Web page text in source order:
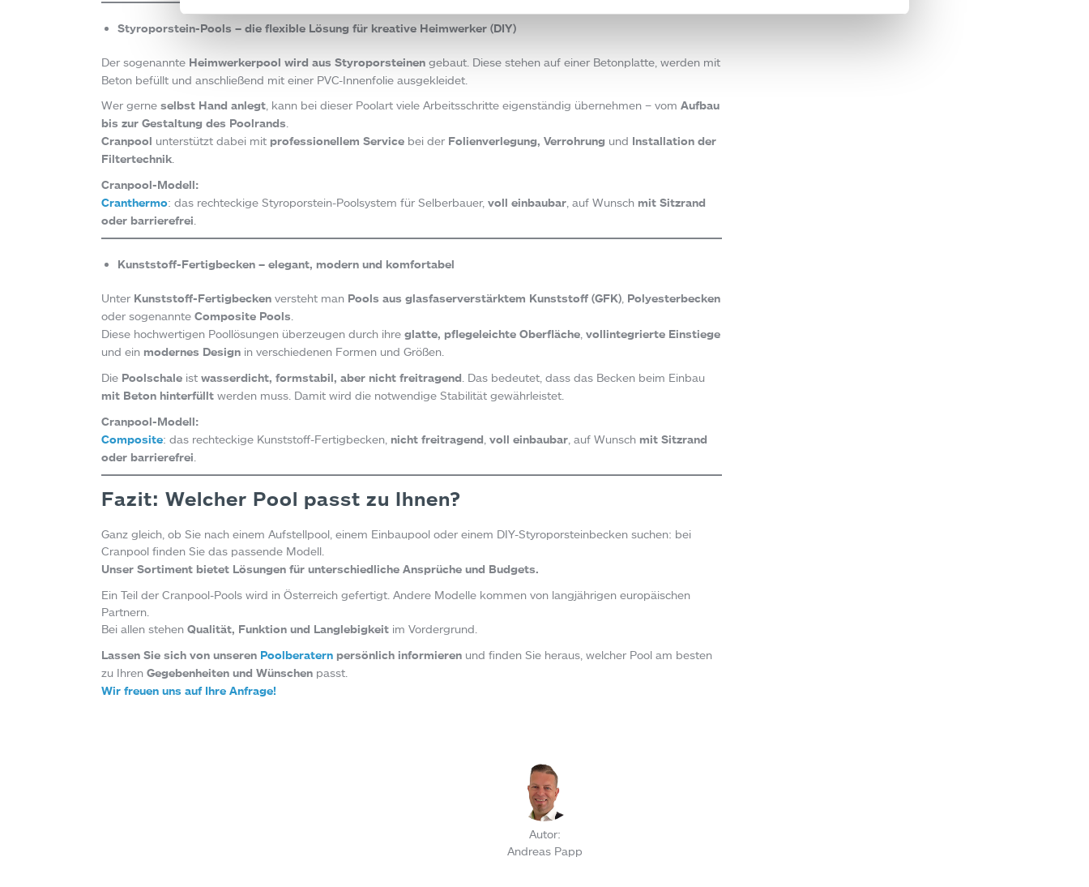
Styroporstein-Pools – die flexible Lösung für kreative Heimwerker (DIY)
Der sogenannte Heimwerkerpool wird aus Styroporsteinengebaut. Diese stehen auf einer Betonplatte, werden mit
Beton befüllt und anschließend mit einer PVC-Innenfolie ausgekleidet.
Wer gerne selbst Hand anlegt, kann bei dieser Poolart viele Arbeitsschritte eigenständig übernehmen – vom Aufbau
bis zur Gestaltung des Poolrands
Cranpool unterstützt dabei mit professionellem Servicebei der Folienverlegung, Verrohrung und Installation der
Filtertechnik.
Cranpool-Modell:
Cranthermo: das rechteckige Styroporstein-Poolsystem für Selberbauer, voll einbaubar, auf Wunsch mit Sitzrand
oder barrierefrei
Kunststoff-Fertigbecken – elegant, modern und komfortabel
Unter Kunststoff-Fertigbeckenversteht man Pools aus glasfaserverstärktem Kunststoff (GFK), Polyesterbecken
oder sogenannte Composite Pools
Diese hochwertigen Poollösungen überzeugen durch ihre glatte, pflegeleichte Oberfläche, vollintegrierte Einstiege
und ein modernes Designin verschiedenen Formen und Größen.
Die Poolschaleist wasserdicht, formstabil, aber nicht freitragend . Das bedeutet, dass das Becken beim Einbau
mit Beton hinterfülltwerden muss. Damit wird die notwendige Stabilität gewährleistet.
Cranpool-Modell:
Composite: das rechteckige Kunststoff-Fertigbecken, nicht freitragend voll einbaubar, auf Wunsch mit Sitzrand
oder barrierefrei
Fazit: Welcher Pool passt zu Ihnen?
Ganz gleich, ob Sie nach einem Aufstellpool, einem Einbaupool oder einem DIY-Styroporsteinbecken suchen: bei
Cranpool finden Sie das passende Modell.
Unser Sortiment bietet Lösungen für unterschiedliche Ansprüche und Budgets.
Ein Teil der Cranpool-Pools wird in Österreich gefertigt. Andere Modelle kommen von langjährigen europäischen
Partnern.
Bei allen stehen Qualität, Funktion und Langlebigkeit im Vordergrund.
Lassen Sie sich von unseren Poolberaternpersönlich informierenund finden Sie heraus, welcher Pool am besten
zu Ihren Gegebenheiten und Wünschenpasst.
Wir freuen uns auf Ihre Anfrage!
Autor:
Andreas Papp